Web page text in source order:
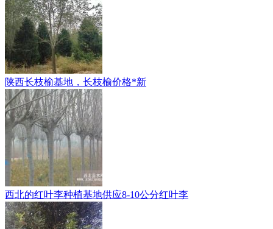
陕西长枝榆基地，长枝榆价格*新
西北的红叶李种植基地供应8-10公分红叶李